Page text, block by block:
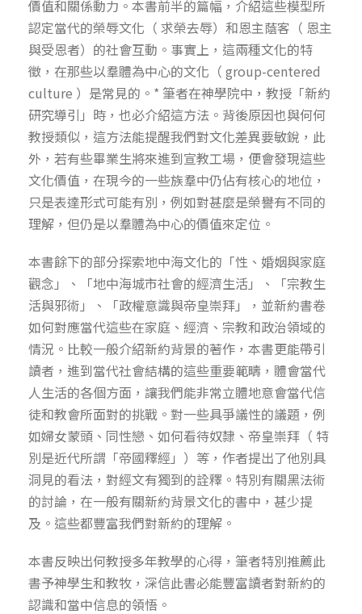
價值和關係動力。本書前半的篇幅，介紹這些模型所
認定當代的榮辱文化（ 求榮去辱）和恩主蔭客（ 恩主
與受恩者）的社會互動。事實上，這兩種文化的特
徵，在那些以羣體為中心的文化（ group-centered
culture ）是常見的。* 筆者在神學院中，教授「新約
研究導引」時，也必介紹這方法。背後原因也與何何
教授類似，這方法能提醒我們對文化差異要敏銳，此
外，若有些畢業生將來進到宣教工場，便會發現這些
文化價值，在現今的一些族羣中仍佔有核心的地位，
只是表達形式可能有別，例如對甚麼是榮譽有不同的
理解，但仍是以羣體為中心的價值來定位。
本書餘下的部分探索地中海文化的「性、婚姻與家庭
觀念」、「地中海城市社會的經濟生活」、「宗教生
活與邪術」、「政權意識與帝皇崇拜」，並新約書卷
如何對應當代這些在家庭、經濟、宗教和政治領域的
情況。比較一般介紹新約背景的著作，本書更能帶引
讀者，進到當代社會結構的這些重要範疇，體會當代
人生活的各個方面，讓我們能非常立體地意會當代信
徒和教會所面對的挑戰。對一些具爭議性的議題，例
如婦女蒙頭、同性戀、如何看待奴隸、帝皇崇拜（ 特
別是近代所謂「帝國釋經」）等，作者提出了他別具
洞見的看法，對經文有獨到的詮釋。特別有關黑法術
的討論，在一般有關新約背景文化的書中，甚少提
及。這些都豐富我們對新約的理解。
本書反映出何教授多年教學的心得，筆者特別推薦此
書予神學生和教牧，深信此書必能豐富讀者對新約的
認識和當中信息的領悟。